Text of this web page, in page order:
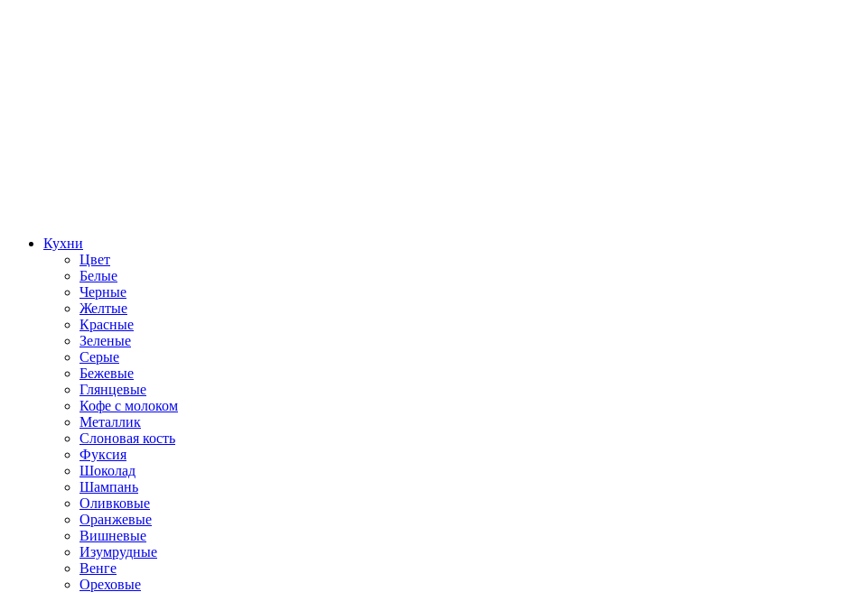
Кухни
Цвет
Белые
Черные
Желтые
Красные
Зеленые
Серые
Бежевые
Глянцевые
Кофе с молоком
Металлик
Слоновая кость
Фуксия
Шоколад
Шампань
Оливковые
Оранжевые
Вишневые
Изумрудные
Венге
Ореховые